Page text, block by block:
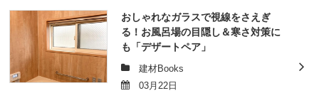
おしゃれなガラスで視線をさえぎ
る！お風呂場の目隠し＆寒さ対策に
も「デザートペア」
建材Books
03月22日